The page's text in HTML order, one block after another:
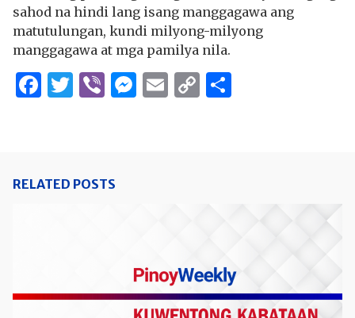
sahod na hindi lang isang manggagawa ang
matutulungan, kundi milyong-milyong
manggagawa at mga pamilya nila.
Facebook
Twitter
ViberMessenger
Email
Copy
RELATED POSTS